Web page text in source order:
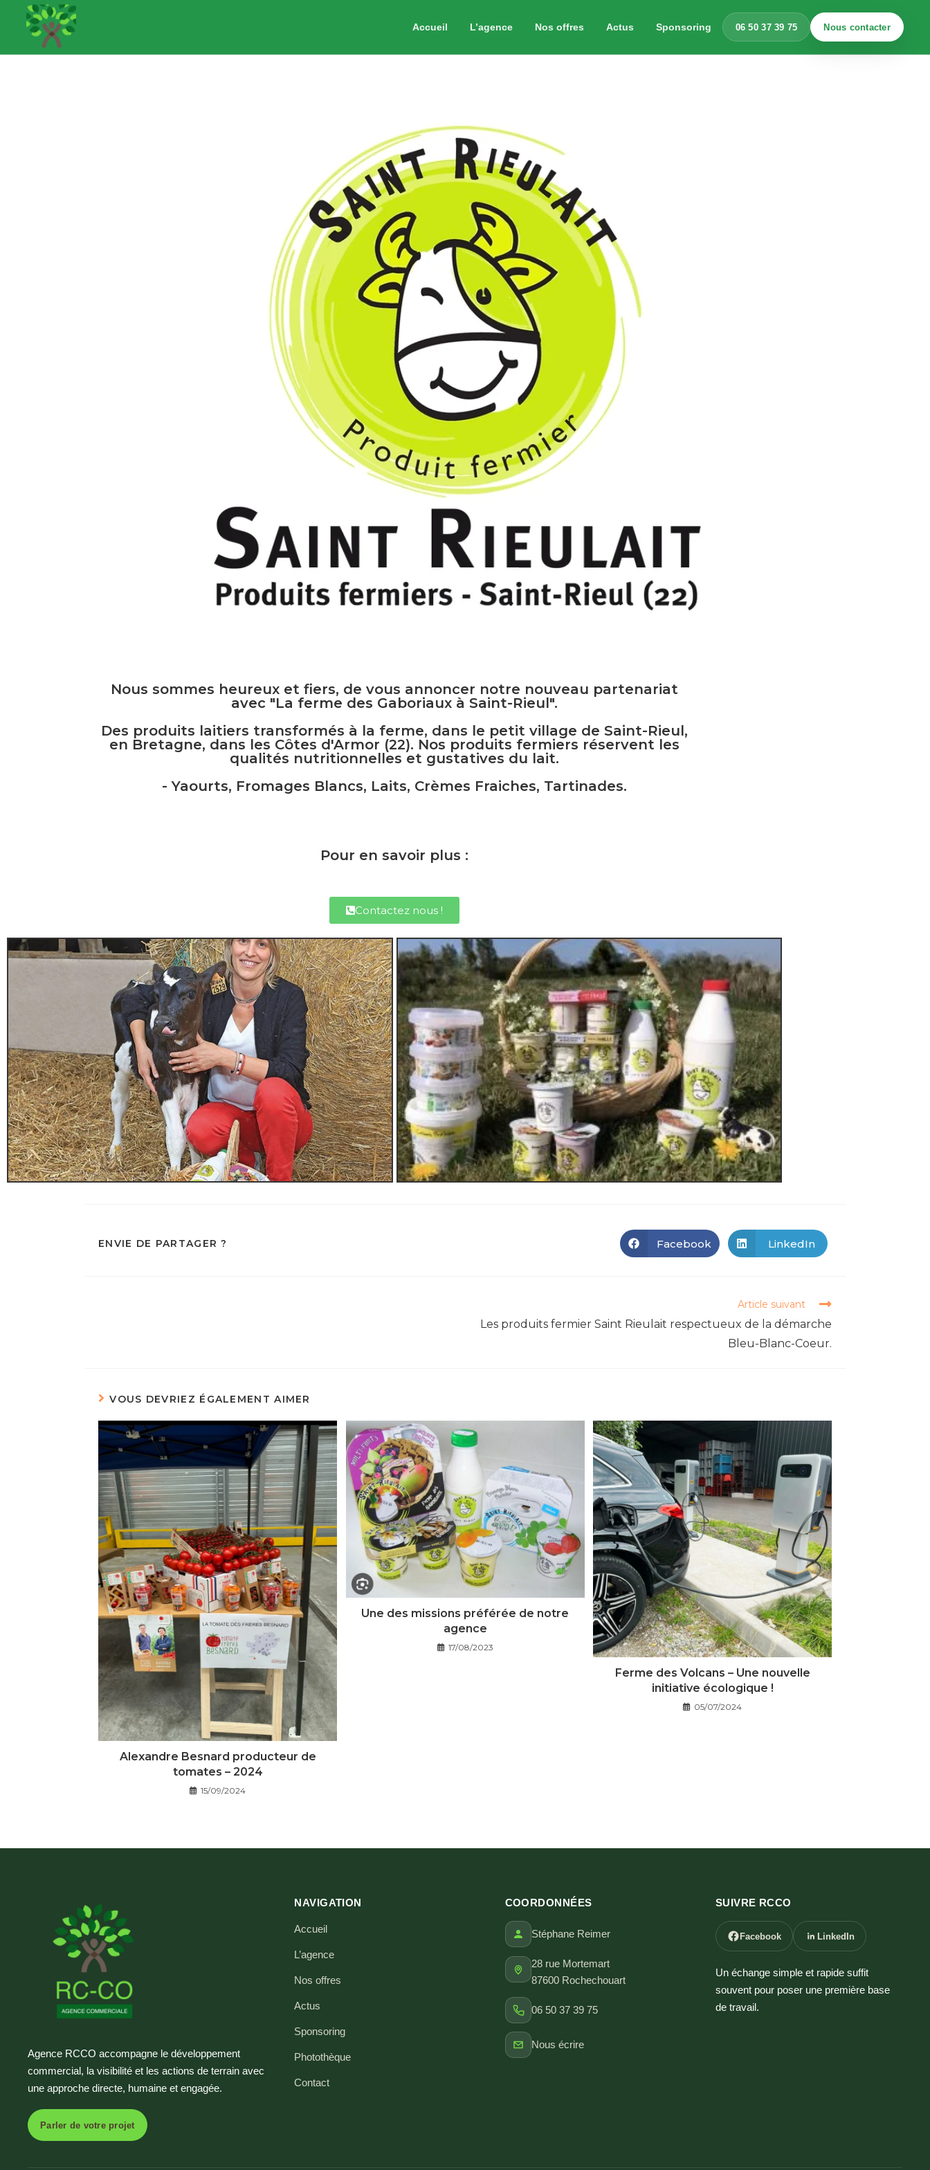
Accueil L’agence Nos offres Actus Sponsoring 06 50 37 39 75 Nous contacter
Nous sommes heureux et fiers, de vous annoncer notre nouveau partenariat
avec "La ferme des Gaboriaux à Saint-Rieul".
Des produits laitiers transformés à la ferme, dans le petit village de Saint-Rieul,
en Bretagne, dans les Côtes d'Armor (22). Nos produits fermiers réservent les
qualités nutritionnelles et gustatives du lait.
- Yaourts, Fromages Blancs, Laits, Crèmes Fraiches, Tartinades.
Pour en savoir plus :
Contactez nous !
ENVIE DE PARTAGER ? Facebook LinkedIn
Article suivant
Les produits fermier Saint Rieulait respectueux de la démarche
Bleu-Blanc-Coeur.
VOUS DEVRIEZ ÉGALEMENT AIMER
Alexandre Besnard producteur de
tomates – 2024
15/09/2024
Une des missions préférée de notre
agence
17/08/2023
Ferme des Volcans – Une nouvelle
initiative écologique !
05/07/2024
Agence RCCO accompagne le développement
commercial, la visibilité et les actions de terrain avec
une approche directe, humaine et engagée.
Parler de votre projet
NAVIGATION
Accueil
L’agence
Nos offres
Actus
Sponsoring
Photothèque
Contact
COORDONNÉES
Stéphane Reimer
28 rue Mortemart
87600 Rochechouart
06 50 37 39 75
Nous écrire
SUIVRE RCCO
Facebook LinkedIn
Un échange simple et rapide suffit
souvent pour poser une première base
de travail.